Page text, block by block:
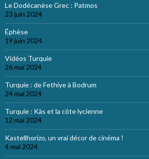
Le Dodécanèse Grec : Patmos
23 juin 2024
Éphèse
19 juin 2024
Vidéos Turquie
26 mai 2024
Turquie : de Fethiye à Bodrum
24 mai 2024
Turquie : Kàs et la côte lycienne
12 mai 2024
Kastellhorizo, un vrai décor de cinéma !
4 mai 2024